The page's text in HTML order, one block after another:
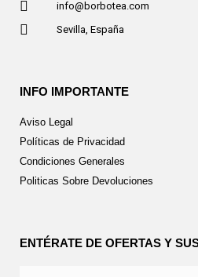
info@borbotea.com
Sevilla, España
INFO IMPORTANTE
Aviso Legal
Políticas de Privacidad
Condiciones Generales
Politicas Sobre Devoluciones
ENTÉRATE DE OFERTAS Y